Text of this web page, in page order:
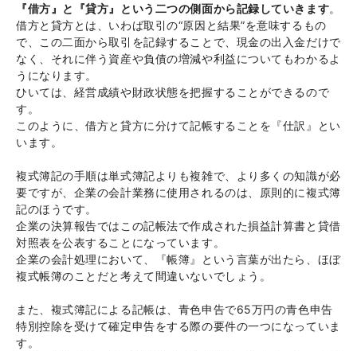
『借方』と『貸方』という二つの側面から記録していきます。
借方と貸方とは、いわば取引の“原因と結果”を意味するもの
で、この二面から取引を記録することで、現金の出入金だけで
なく、それに伴う資産や負債の増減や利益についてもわかるよ
うになります。
ひいては、経営成績や財政状態を把握することができるので
す。
このように、借方と貸方に分けて記帳することを『仕訳』とい
います。
複式簿記の手順は単式簿記よりも複雑で、より多くの知識が必
要ですが、企業の会計業務に使用されるのは、原則的に複式簿
記のほうです。
企業の決算報告ではこの記帳法で作成された損益計算書と貸借
対照表を公表することになっています。
企業の会計処理において、『帳簿』という言葉が出たら、ほぼ
複式帳簿のことだと考えて間違いないでしょう。
また、複式簿記による記帳は、青色申告で65万円の青色申告
特別控除を受けて確定申告をする際の要件の一つになっていま
す。